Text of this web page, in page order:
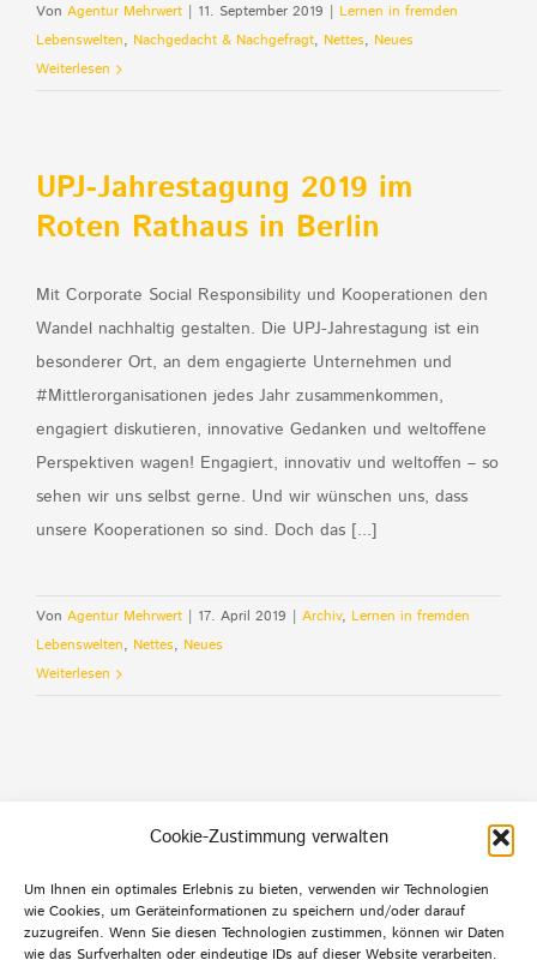
Cookie-Zustimmung verwalten
Um Ihnen ein optimales Erlebnis zu bieten, verwenden wir Technologien
wie Cookies, um Geräteinformationen zu speichern und/oder darauf
zuzugreifen. Wenn Sie diesen Technologien zustimmen, können wir Daten
wie das Surfverhalten oder eindeutige IDs auf dieser Website verarbeiten.
Von Agentur Mehrwert | 11. September 2019 | Lernen in fremden
Lebenswelten, Nachgedacht & Nachgefragt, Nettes, Neues
Weiterlesen
UPJ-Jahrestagung 2019 im
Roten Rathaus in Berlin
Mit Corporate Social Responsibility und Kooperationen den
Wandel nachhaltig gestalten. Die UPJ-Jahrestagung ist ein
besonderer Ort, an dem engagierte Unternehmen und
#Mittlerorganisationen jedes Jahr zusammenkommen,
engagiert diskutieren, innovative Gedanken und weltoffene
Perspektiven wagen! Engagiert, innovativ und weltoffen – so
sehen wir uns selbst gerne. Und wir wünschen uns, dass
unsere Kooperationen so sind. Doch das [...]
Von Agentur Mehrwert | 17. April 2019 | Archiv, Lernen in fremden
Lebenswelten, Nettes, Neues
Weiterlesen
Default Footer Text